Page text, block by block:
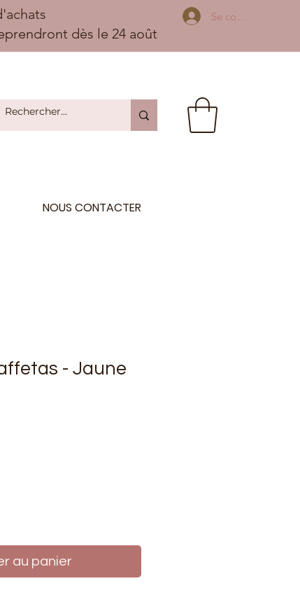
dès le 24 août
Se connecter
NOUS CONTACTER
- Jaune
au panier